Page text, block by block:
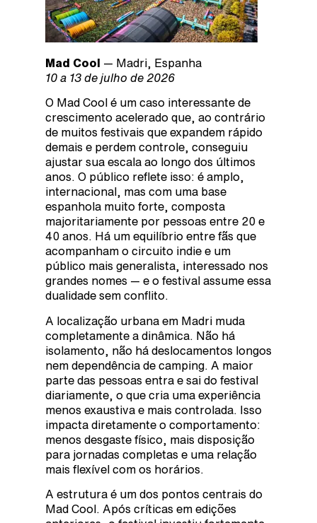
Mad Cool
— Madri, Espanha
10 a 13 de julho de 2026
O Mad Cool é um caso interessante de
crescimento acelerado que, ao contrário
de muitos festivais que expandem rápido
demais e perdem controle, conseguiu
ajustar sua escala ao longo dos últimos
anos. O público reflete isso: é amplo,
internacional, mas com uma base
espanhola muito forte, composta
majoritariamente por pessoas entre 20 e
40 anos. Há um equilíbrio entre fãs que
acompanham o circuito indie e um
público mais generalista, interessado nos
grandes nomes — e o festival assume essa
dualidade sem conflito.
A localização urbana em Madri muda
completamente a dinâmica. Não há
isolamento, não há deslocamentos longos
nem dependência de camping. A maior
parte das pessoas entra e sai do festival
diariamente, o que cria uma experiência
menos exaustiva e mais controlada. Isso
impacta diretamente o comportamento:
menos desgaste físico, mais disposição
para jornadas completas e uma relação
mais flexível com os horários.
A estrutura é um dos pontos centrais do
Mad Cool. Após críticas em edições